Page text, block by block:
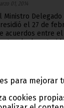
para mejorar
cookies
01, 2014
Ministro Delegado
el 27 de
acuerdos entre
y la
Ecuatorial.